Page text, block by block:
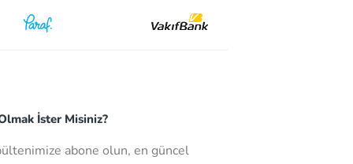
İster Misiniz?
abone olun, en güncel